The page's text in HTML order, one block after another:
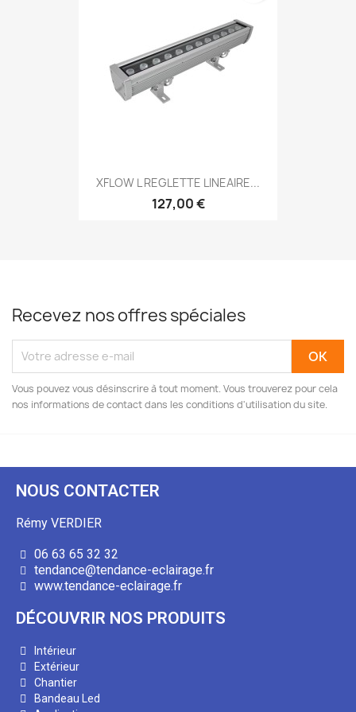
XFLOW L REGLETTE LINEAIRE...
127,00 €
Recevez nos offres spéciales
Vous pouvez vous désinscrire à tout moment. Vous trouverez pour cela
nos informations de contact dans les conditions d'utilisation du site.
NOUS CONTACTER
Rémy VERDIER
06 63 65 32 32
tendance@tendance-eclairage.fr
www.tendance-eclairage.fr
DÉCOUVRIR NOS PRODUITS
Intérieur
Extérieur
Chantier
Bandeau Led